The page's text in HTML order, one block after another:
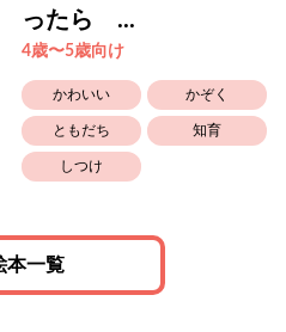
ったら ...
4歳〜5歳向け
かわいい かぞく
ともだち 知育
しつけ
本一覧